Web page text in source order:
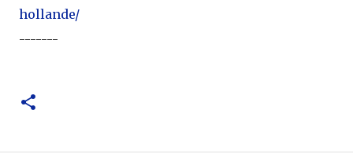
hollande/
-------